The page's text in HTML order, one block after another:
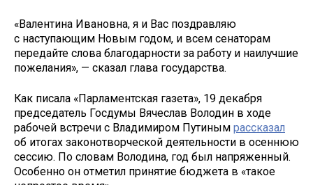
«Валентина Ивановна, я и Вас поздравляю
с наступающим Новым годом, и всем сенаторам
передайте слова благодарности за работу и наилучшие
пожелания», — сказал глава государства.
Как писала «Парламентская газета», 19 декабря
председатель Госдумы Вячеслав Володин в ходе
рабочей встречи с Владимиром Путиным рассказал
об итогах законотворческой деятельности в осеннюю
сессию. По словам Володина, год был напряженный.
Особенно он отметил принятие бюджета в «такое